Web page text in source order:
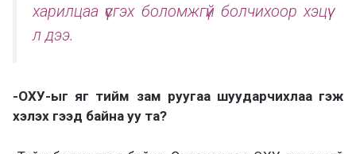
харилцаа үүсгэх боломжгүй болчихоор хэцүү
л дээ.
-ОХУ-ыг яг тийм зам руугаа шуударчихлаа гэж
хэлэх гээд байна уу та?